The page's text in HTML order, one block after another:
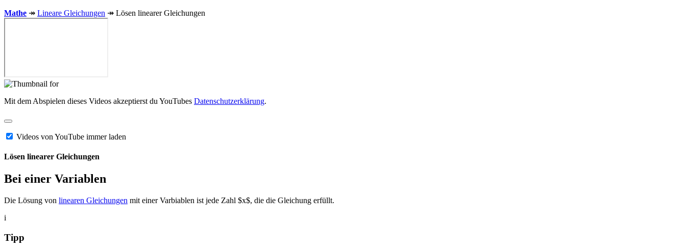
Mathe ↠ Lineare Gleichungen ↠ Lösen linearer Gleichungen
Mit dem Abspielen dieses Videos akzeptierst du YouTubes Datenschutzerklärung.
Videos von YouTube immer laden
Lösen linearer Gleichungen
Bei einer Variablen
Die Lösung von linearen Gleichungen mit einer Varbiablen ist jede Zahl $x$, die die Gleichung erfüllt.
i
Tipp